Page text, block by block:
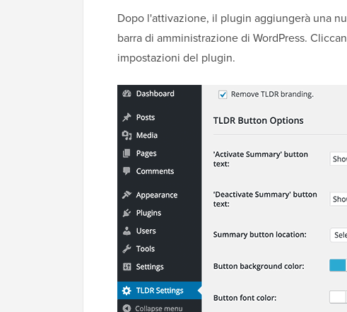
Dopo l'attivazione, il plugin aggiungerà una
barra di amministrazione di WordPress.
impostazioni del plugin.